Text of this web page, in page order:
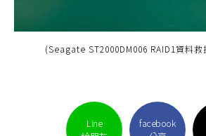
(Seagate ST2000DM006 RAID1資料
Line
facebook